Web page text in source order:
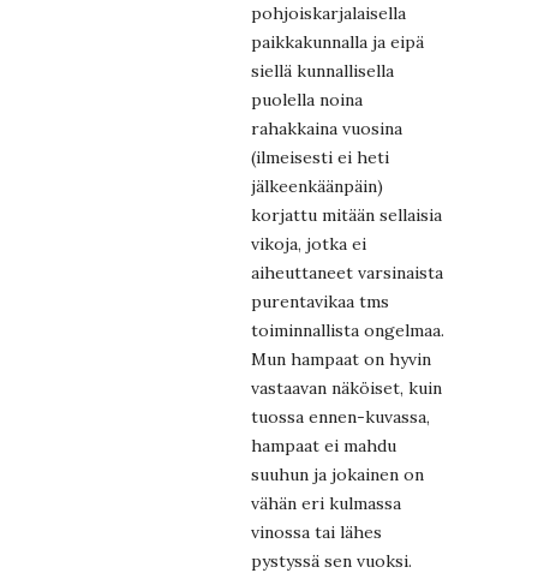
pohjoiskarjalaisella
paikkakunnalla ja eipä
siellä kunnallisella
puolella noina
rahakkaina vuosina
(ilmeisesti ei heti
jälkeenkäänpäin)
korjattu mitään sellaisia
vikoja, jotka ei
aiheuttaneet varsinaista
purentavikaa tms
toiminnallista ongelmaa.
Mun hampaat on hyvin
vastaavan näköiset, kuin
tuossa ennen-kuvassa,
hampaat ei mahdu
suuhun ja jokainen on
vähän eri kulmassa
vinossa tai lähes
pystyssä sen vuoksi.